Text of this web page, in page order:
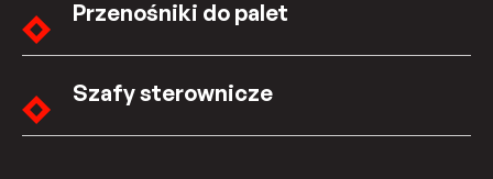
Przenośniki do palet
Szafy sterownicze